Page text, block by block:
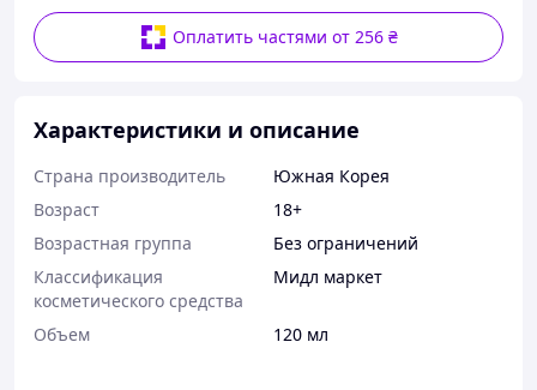
Оплатить частями от 256 ₴
Характеристики и описание
Страна производитель
Южная Корея
Возраст
18+
Возрастная группа
Без ограничений
Классификация
косметического средства
Мидл маркет
Объем 120 мл